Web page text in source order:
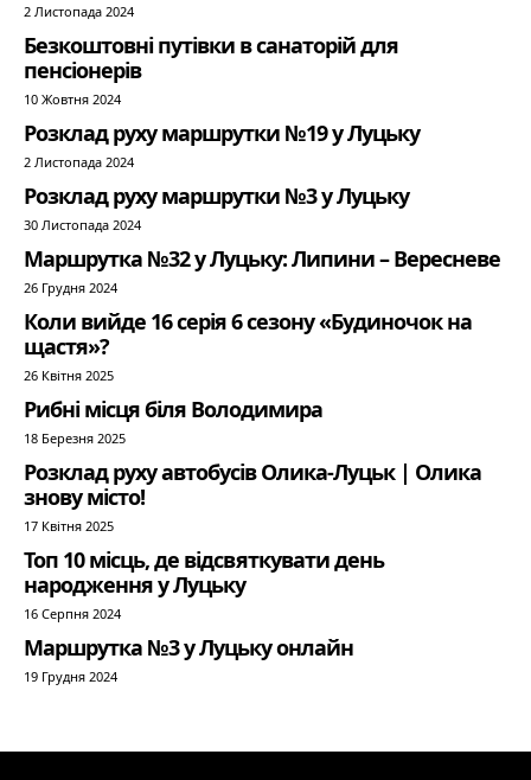
2 Листопада 2024
Безкоштовні путівки в санаторій для
пенсіонерів
10 Жовтня 2024
Розклад руху маршрутки №19 у Луцьку
2 Листопада 2024
Розклад руху маршрутки №3 у Луцьку
30 Листопада 2024
Маршрутка №32 у Луцьку: Липини – Вересневе
26 Грудня 2024
Коли вийде 16 серія 6 сезону «Будиночок на
щастя»?
26 Квітня 2025
Рибні місця біля Володимира
18 Березня 2025
Розклад руху автобусів Олика-Луцьк | Олика
знову місто!
17 Квітня 2025
Топ 10 місць, де відсвяткувати день
народження у Луцьку
16 Серпня 2024
Маршрутка №3 у Луцьку онлайн
19 Грудня 2024